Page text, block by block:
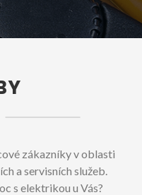
zákazníky v oblasti
a servisních služeb.
s elektrikou u Vás?